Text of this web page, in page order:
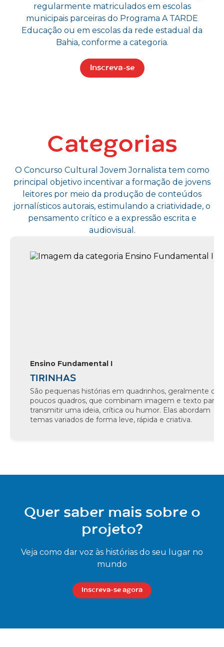
regularmente matriculados em escolas
municipais parceiras do Programa A TARDE
Educação ou em escolas da rede estadual da
Bahia, conforme a categoria.
Inscreva-se
Categorias
O Concurso Cultural Jovem Jornalista tem como
principal objetivo incentivar a formação de jovens
leitores por meio da produção de conteúdos
jornalísticos autorais, estimulando a criatividade, o
pensamento crítico e a expressão escrita e
audiovisual.
Ensino Fundamental I
TIRINHAS
São pequenas histórias em quadrinhos, geralmente
poucos quadros, que combinam imagem e texto para
transmitir uma ideia, crítica ou humor. Elas abordam
temas variados de forma leve, rápida e criativa.
Quer saber mais sobre o
projeto?
Veja como dar voz às histórias do seu lugar no
mundo
Inscreva-se agora